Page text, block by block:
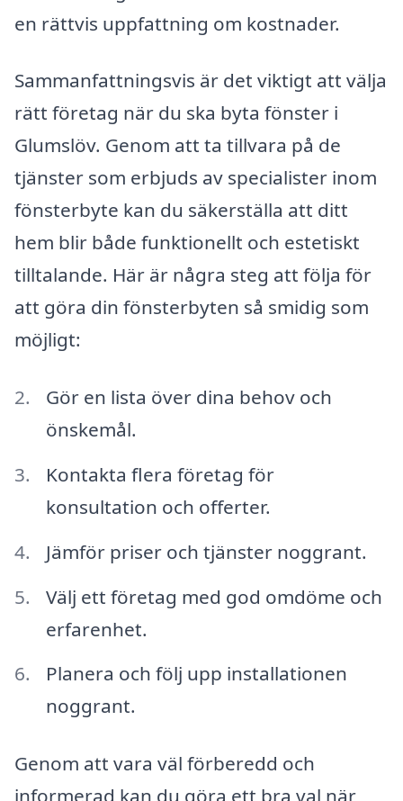
en rättvis uppfattning om kostnader.
Sammanfattningsvis är det viktigt att välja
rätt företag när du ska byta fönster i
Glumslöv. Genom att ta tillvara på de
tjänster som erbjuds av specialister inom
fönsterbyte kan du säkerställa att ditt
hem blir både funktionellt och estetiskt
tilltalande. Här är några steg att följa för
att göra din fönsterbyten så smidig som
möjligt:
Gör en lista över dina behov och
önskemål.
Kontakta flera företag för
konsultation och offerter.
Jämför priser och tjänster noggrant.
Välj ett företag med god omdöme och
erfarenhet.
Planera och följ upp installationen
noggrant.
Genom att vara väl förberedd och
informerad kan du göra ett bra val när